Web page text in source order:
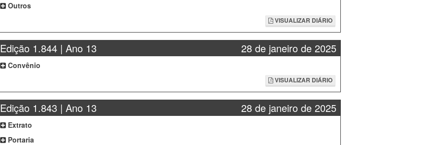
Outros
VISUALIZAR DIÁRIO
Edição 1.844 | Ano 13 28 de janeiro de 2025
Convênio
VISUALIZAR DIÁRIO
Edição 1.843 | Ano 13 28 de janeiro de 2025
Extrato
Portaria